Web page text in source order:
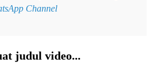
Channel
judul video...